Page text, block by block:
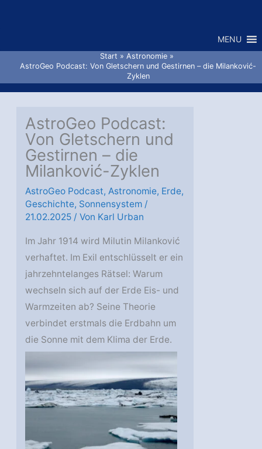
MENU
Start
Astronomie
AstroGeo Podcast: Von Gletschern und Gestirnen – die Milanković-
Zyklen
AstroGeo Podcast:
Von Gletschern und
Gestirnen – die
Milanković-Zyklen
AstroGeo Podcast,Astronomie, Erde,
Geschichte, Sonnensystem /
21.02.2025 / Von Karl Urban
Im Jahr 1914 wird Milutin Milanković
verhaftet. Im Exil entschlüsselt er ein
jahrzehntelanges Rätsel: Warum
wechseln sich auf der Erde Eis- und
Warmzeiten ab? Seine Theorie
verbindet erstmals die Erdbahn um
die Sonne mit dem Klima der Erde.